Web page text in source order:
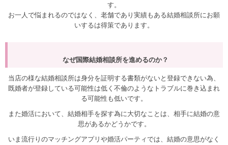
す。
お一人で悩まれるのではなく、老舗であり実績もある結婚相談所にお願
いするは得策であります。
なぜ国際結婚相談所を進めるのか？
当店の様な結婚相談所は身分を証明する書類がないと登録できない為、
既婚者が登録している可能性は低く不倫のようなトラブルに巻き込まれ
る可能性も低いです。
また婚活において、結婚相手を探す為に大切なことは、相手に結婚の意
思があるかどうかです。
いま流行りのマッチングアプリや婚活パーティでは、結婚の意思がなく